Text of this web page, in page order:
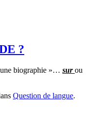
?
biographie »… surou
Question de langue.